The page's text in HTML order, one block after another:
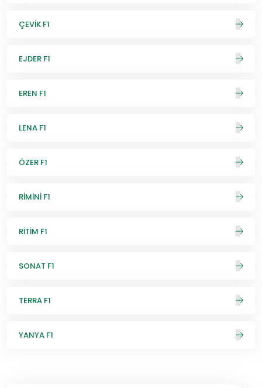
ÇEVİK F1
EJDER F1
EREN F1
LENA F1
ÖZER F1
RİMİNİ F1
RİTİM F1
SONAT F1
TERRA F1
YANYA F1